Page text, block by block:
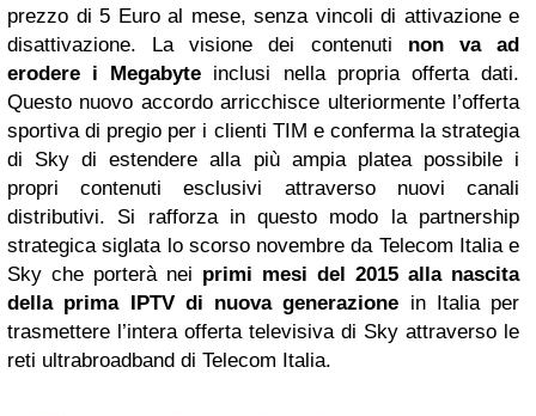
prezzo di 5 Euro al mese, senza vincoli di attivazione e
disattivazione. La visione dei contenuti non va ad
erodere i Megabyte inclusi nella propria offerta dati.
Questo nuovo accordo arricchisce ulteriormente l’offerta
sportiva di pregio per i clienti TIM e conferma la strategia
di Sky di estendere alla più ampia platea possibile i
propri contenuti esclusivi attraverso nuovi canali
distributivi. Si rafforza in questo modo la partnership
strategica siglata lo scorso novembre da Telecom Italia e
Sky che porterà nei primi mesi del 2015 alla nascita
della prima IPTV di nuova generazione in Italia per
trasmettere l’intera offerta televisiva di Sky attraverso le
reti ultrabroadband di Telecom Italia.